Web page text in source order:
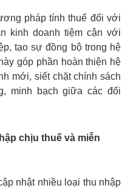
pháp tính thuế đối với
kinh doanh tiệm cận với
tạo sự đồng bộ trong hệ
góp phần hoàn thiện hệ
mới, siết chặt chính sách
minh bạch giữa các đối
chịu thuế và miễn
nhật nhiều loại thu nhập